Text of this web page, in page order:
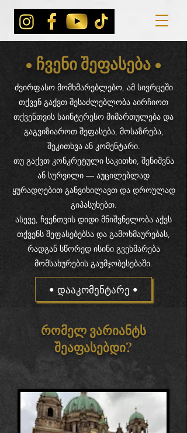
• ჩვენი შეფასება •
ძვირფასო მომხმარებლებო, ამ სივრცეში
თქვენ გაქვთ შესაძლებლობა აირჩიოთ
თქვენთვის საინტერესო მიმართულება და
გაგვიზიაროთ შეფასება, მოსაზრება,
შეკითხვა ან კომენტარი.
თუ გაქვთ კონკრეტული საკითხი, შენიშვნა
ან სურვილი — აუცილებლად
ყურადღებით განვიხილავთ და დროულად
გიპასუხებთ.
ასევე, ჩვენთვის დიდი მნიშვნელობა აქვს
თქვენს შეფასებებსა და გამოხმაურებას,
რადგან სწორედ ისინი გვეხმარება
მომსახურების გაუმჯობესებაში.
• დააკომენტარე •
რომელ ვარიანტს
შეაფასებდი?